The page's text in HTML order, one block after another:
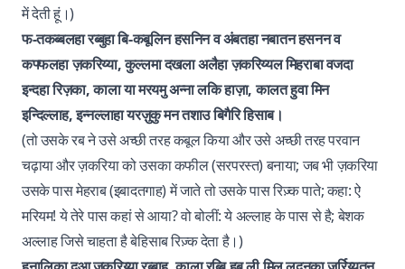
में देती हूं।)
फ-तकब्बलहा रब्बुहा बि-कबूलिन हसनिन व अंबतहा नबातन हसनन व
कफ्फलहा ज़करिय्या, कुल्लमा दखला अलैहा ज़करिय्यल मिहराबा वजदा
इन्दहा रिज़का, काला या मरयमु अन्ना लकि हाज़ा, कालत हुवा मिन
इन्दिल्लाह, इन्नल्लाहा यरज़ुकु मन तशाउ बिगैरि हिसाब।
(तो उसके रब ने उसे अच्छी तरह कबूल किया और उसे अच्छी तरह परवान
चढ़ाया और ज़करिया को उसका कफील (सरपरस्त) बनाया; जब भी ज़करिया
उसके पास मेहराब (इबादतगाह) में जाते तो उसके पास रिज़्क पाते; कहा: ऐ
मरियम! ये तेरे पास कहां से आया? वो बोलीं: ये अल्लाह के पास से है; बेशक
अल्लाह जिसे चाहता है बेहिसाब रिज़्क देता है।)